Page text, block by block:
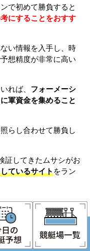
で初めて勝負すると
にすることをおすす
い情報を入手し、時
想精度が非常に高い
れば、 フォーメーシ
軍資金を集めること
らし合わせて勝負し
証してきたムサシがお
ているサイトをラン
ョンが得意な競艇